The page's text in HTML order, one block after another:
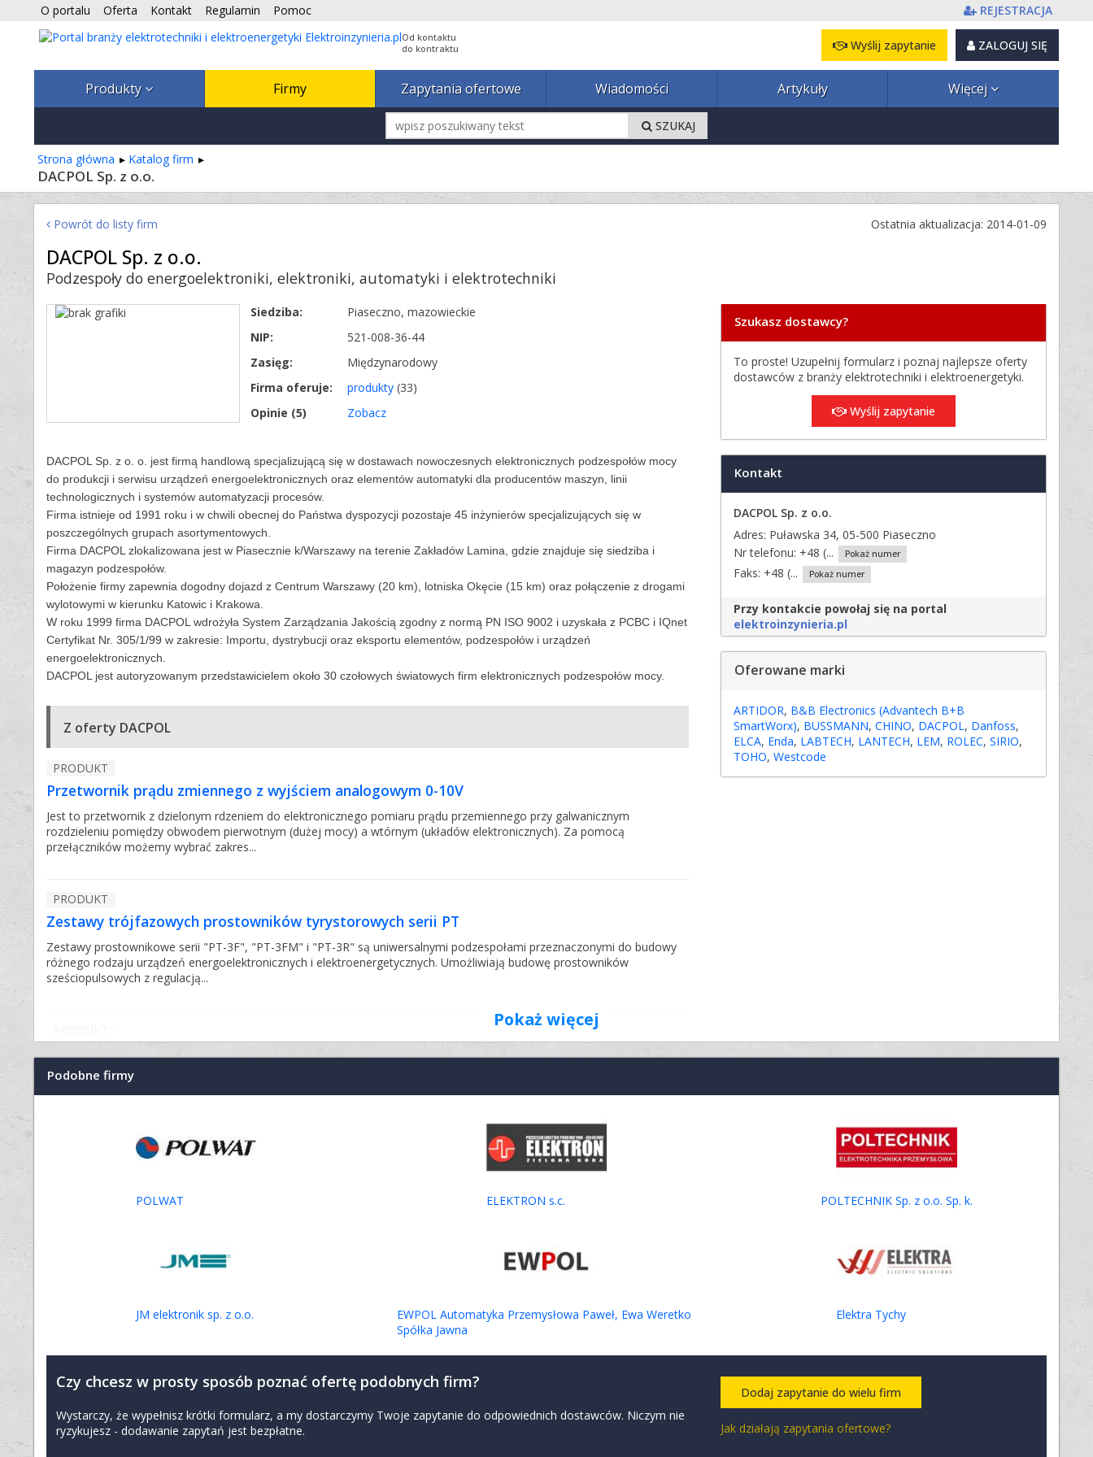
O portalu Oferta Kontakt Regulamin Pomoc REJESTRACJA
Od kontaktu
do kontraktu
ZALOGUJ SIĘ
Wyślij zapytanie
Produkty Firmy Zapytania ofertowe Wiadomości Artykuły Więcej
SZUKAJ
Strona główna Katalog firm
DACPOL Sp. z o.o.
Powrót do listy firm Ostatnia aktualizacja: 2014-01-09
DACPOL Sp. z o.o.
Podzespoły do energoelektroniki, elektroniki, automatyki i elektrotechniki
Siedziba: Piaseczno, mazowieckie
NIP:
521-008-36-44
Zasięg:
Międzynarodowy
Firma oferuje:
produkty (33)
Opinie (5) Zobacz
DACPOL Sp. z o. o. jest firmą handlową specjalizującą się w dostawach nowoczesnych elektronicznych podzespołów mocy
do produkcji i serwisu urządzeń energoelektronicznych oraz elementów automatyki dla producentów maszyn, linii
technologicznych i systemów automatyzacji procesów.
Firma istnieje od 1991 roku i w chwili obecnej do Państwa dyspozycji pozostaje 45 inżynierów specjalizujących się w
poszczególnych grupach asortymentowych.
Firma DACPOL zlokalizowana jest w Piasecznie k/Warszawy na terenie Zakładów Lamina, gdzie znajduje się siedziba i
magazyn podzespołów.
Położenie firmy zapewnia dogodny dojazd z Centrum Warszawy (20 km), lotniska Okęcie (15 km) oraz połączenie z drogami
wylotowymi w kierunku Katowic i Krakowa.
W roku 1999 firma DACPOL wdrożyła System Zarządzania Jakością zgodny z normą PN ISO 9002 i uzyskała z PCBC i IQnet
Certyfikat Nr. 305/1/99 w zakresie: Importu, dystrybucji oraz eksportu elementów, podzespołów i urządzeń
energoelektronicznych.
DACPOL jest autoryzowanym przedstawicielem około 30 czołowych światowych firm elektronicznych podzespołów mocy.
Z oferty DACPOL
PRODUKT
Przetwornik prądu zmiennego z wyjściem analogowym 0-10V
Jest to przetwornik z dzielonym rdzeniem do elektronicznego pomiaru prądu przemiennego przy galwanicznym
rozdzieleniu pomiędzy obwodem pierwotnym (dużej mocy) a wtórnym (układów elektronicznych). Za pomocą
przełączników możemy wybrać zakres...
PRODUKT
Zestawy trójfazowych prostowników tyrystorowych serii PT
Zestawy prostownikowe serii "PT-3F", "PT-3FM" i "PT-3R" są uniwersalnymi podzespołami przeznaczonymi do budowy
różnego rodzaju urządzeń energoelektronicznych i elektroenergetycznych. Umożliwiają budowę prostowników
sześciopulsowych z regulacją...
Akumulatory typu SB
Akumulatory typu SB - Trwałość 6 - 9 lat według Eurobatt - Obudowa z tworzywa sztucznego odporna na uderzenie i
pękanie (ABS) - Konstrukcja o regulacji zaworowej, prawie 100% - rekombinacji tlenu przy każdym naładowaniu -
Jednofazowe liniowo regulowane zasilacze napięć stałych FMP VDE 0805, DIN EN 60950, IEC 950 Zasilacze modułowe
IES-2008-67, LANTECH switch kolejowy EN50155
Przemysłowe switche zgodne z normą EN50155 Dedykowane wykonanie do ciężkich aplikacji przemysłowych i
KOLEJOWYCH zgodnie z normą EN50155 i zapewniające stopień ochrony IP67/IP41. Złącza M12 zabezpieczają
odpowiednio połączenie na aplikacjach...
PRODUKT
Szukasz dostawcy?
To proste! Uzupełnij formularz i poznaj najlepsze oferty
dostawców z branży elektrotechniki i elektroenergetyki.
Wyślij zapytanie
Kontakt
DACPOL Sp. z o.o.
Adres: Puławska 34, 05-500 Piaseczno
Nr telefonu: +48 (... Pokaż numer
Faks: +48 (... Pokaż numer
Przy kontakcie powołaj się na portal
elektroinzynieria.pl
Oferowane marki
ARTIDOR, B&B Electronics (Advantech B+B
SmartWorx), BUSSMANN, CHINO, DACPOL, Danfoss,
ELCA, Enda, LABTECH, LANTECH, LEM, ROLEC, SIRIO,
TOHO, Westcode
Pokaż więcej
Podobne firmy
POLWAT ELEKTRON s.c. POLTECHNIK Sp. z o.o. Sp. k.
JM elektronik sp. z o.o.
EWPOL Automatyka Przemysłowa Paweł, Ewa Weretko
Spółka Jawna
Elektra Tychy
Czy chcesz w prosty sposób poznać ofertę podobnych firm?
Wystarczy, że wypełnisz krótki formularz, a my dostarczymy Twoje zapytanie do odpowiednich dostawców. Niczym nie
ryzykujesz - dodawanie zapytań jest bezpłatne.
Dodaj zapytanie do wielu firm
Jak działają zapytania ofertowe?